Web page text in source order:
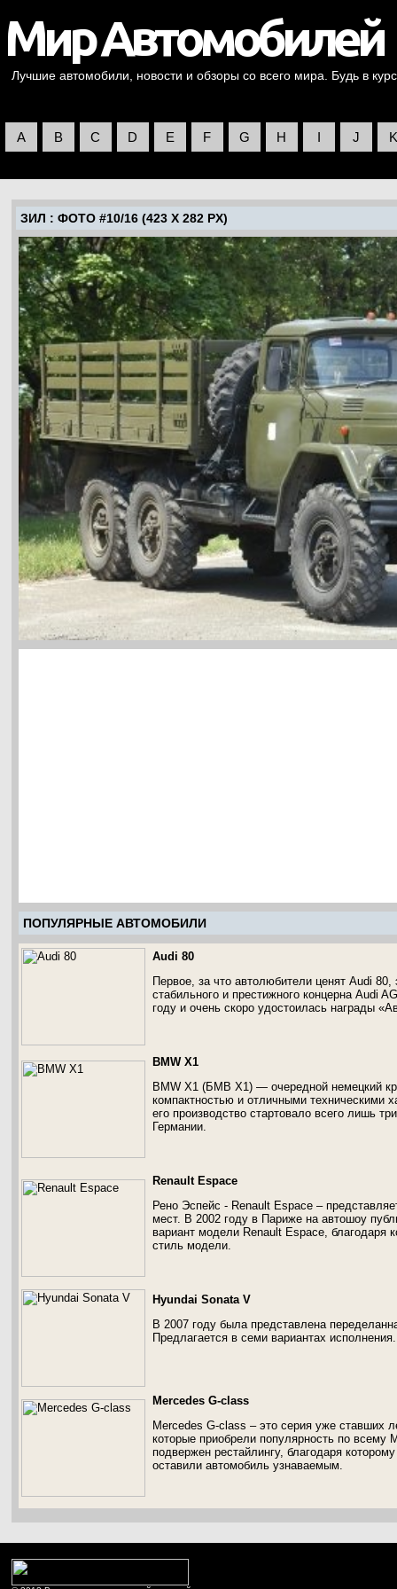
Лучшие автомобили, новости и обзоры со всего мира. Будь в
A B C D E F G H I J K
ЗИЛ : ФОТО #10/16 (423 X 282 PX)
ПОПУЛЯРНЫЕ АВТОМОБИЛИ
Audi 80
Первое, за что автолюбители ценят Audi
стабильного и престижного концерна Audi
году и очень скоро удостоилась награды
BMW X1
BMW X1 (БМВ Х1) — очередной немецкий
компактностью и отличными техническими
его производство стартовало всего лишь
Германии.
Renault Espace
Рено Эспейс - Renault Espace –
мест. В 2002 году в Париже на автошоу
вариант модели Renault Espace, благодаря
стиль модели.
Hyundai Sonata V
В 2007 году была представлена
Предлагается в семи вариантах исполнения.
Mercedes G-class
Mercedes G-class – это серия уже ставших
которые приобрели популярность по
подвержен рестайлингу, благодаря
оставили автомобиль узнаваемым.